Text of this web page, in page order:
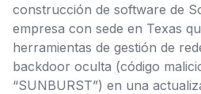
construcción de software de
empresa con sede en Texas
herramientas de gestión de
backdoor oculta (código
“SUNBURST”) en una